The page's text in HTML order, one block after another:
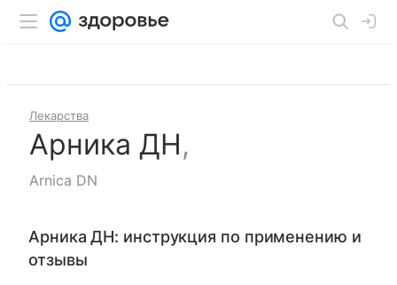
Лекарства
Арника ДН,
Arnica DN
Арника ДН: инструкция по применению и
отзывы